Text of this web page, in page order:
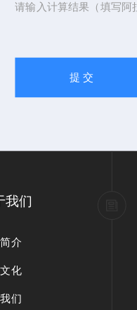
请输入计算结果（填写阿
我们
介
化
们